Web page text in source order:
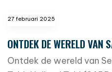
27 februari 2025
ONTDEK DE WERELD VAN
Ontdek de wereld van